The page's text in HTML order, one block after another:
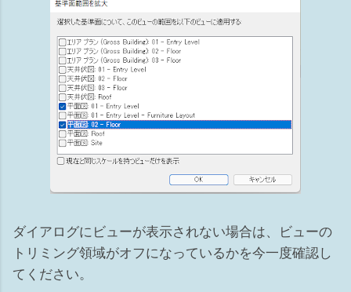
ダイアログにビューが表示されない場合は、ビューの
トリミング領域がオフになっているかを今一度確認し
てください。